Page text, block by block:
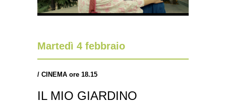
Martedì 4 febbraio
/ CINEMA ore 18.15
IL MIO GIARDINO